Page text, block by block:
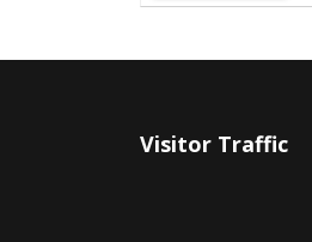
Visitor Traffic